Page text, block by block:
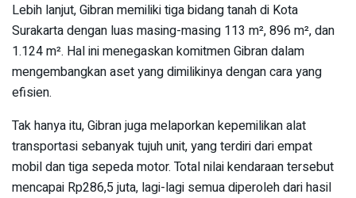
Lebih lanjut, Gibran memiliki tiga bidang tanah di Kota
Surakarta dengan luas masing-masing 113 m², 896 m², dan
1.124 m². Hal ini menegaskan komitmen Gibran dalam
mengembangkan aset yang dimilikinya dengan cara yang
efisien.
Tak hanya itu, Gibran juga melaporkan kepemilikan alat
transportasi sebanyak tujuh unit, yang terdiri dari empat
mobil dan tiga sepeda motor. Total nilai kendaraan tersebut
mencapai Rp286,5 juta, lagi-lagi semua diperoleh dari hasil